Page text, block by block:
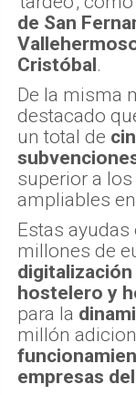
de San
Cristóbal.
De la misma
destacado
un total de
superior a
ampliables
Estas
millones de
hostelero y
para la
millón
empresas